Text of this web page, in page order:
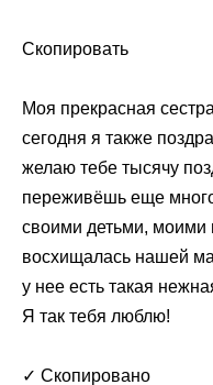
Скопировать
Моя прекрасная
сегодня я также
желаю тебе тысячу
переживёшь еще
своими детьми, моими
восхищалась нашей
у нее есть такая
Я так тебя люблю!
✓ Скопировано